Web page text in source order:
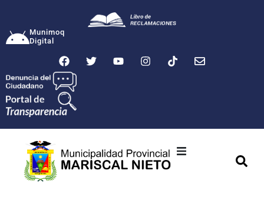
Munimoq
Digital